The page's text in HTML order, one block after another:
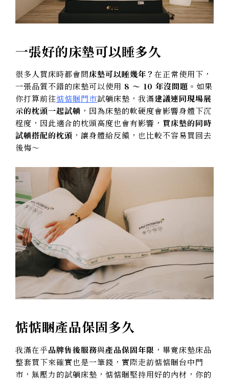
一張好的床墊可以睡多久
很多人買床時都會問床墊可以睡幾年？ 在正常使用下，
一張品質不錯的床墊可以使用 8 ～ 10 年沒問題 。如果
你打算前往惦惦睏門市試躺床墊，我滿建議連同現場展
示的枕頭一起試躺 ，因為床墊的軟硬度會影響身體下沉
程度，因此適合的枕頭高度也會有影響， 買床墊的同時
試躺搭配的枕頭 ，讓身體給反饋，也比較不容易買回去
後悔～
惦惦睏產品保固多久
我滿在乎品牌售後服務與產品保固年限 ，畢竟床墊床品
整套買下來確實也是一筆錢，實際走訪惦惦睏台中門
市，無壓力的試躺床墊，惦惦睏堅持用好的內材，你的